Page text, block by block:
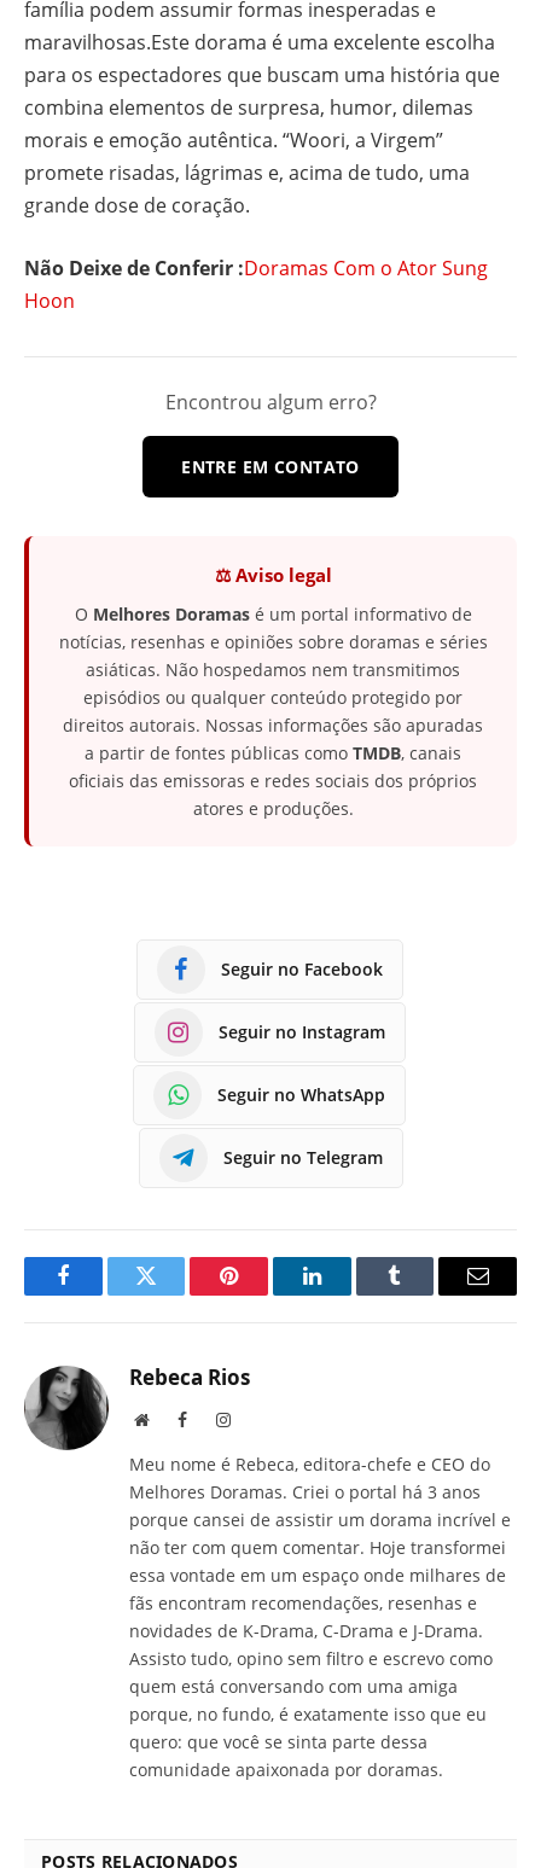
família podem assumir formas inesperadas e
maravilhosas.Este dorama é uma excelente escolha
para os espectadores que buscam uma história que
combina elementos de surpresa, humor, dilemas
morais e emoção autêntica. “Woori, a Virgem”
promete risadas, lágrimas e, acima de tudo, uma
grande dose de coração.
Não Deixe de Conferir :Doramas Com o Ator Sung
Hoon
Encontrou algum erro?
ENTRE EM CONTATO
⚖️ Aviso legal
O Melhores Doramasé um portal informativo de
notícias, resenhas e opiniões sobre doramas e séries
asiáticas. Não hospedamos nem transmitimos
episódios ou qualquer conteúdo protegido por
direitos autorais. Nossas informações são apuradas
a partir de fontes públicas como TMDB, canais
oficiais das emissoras e redes sociais dos próprios
atores e produções.
Seguir no Facebook
Seguir no Instagram
Seguir no WhatsApp
Seguir no Telegram
FacebookTwitter Pinterest LinkedInTumblr
E-
Rebeca Rios
Site FacebookInstagram
Meu nome é Rebeca, editora-chefe e CEO do
Melhores Doramas. Criei o portal há 3 anos
porque cansei de assistir um dorama incrível e
não ter com quem comentar. Hoje transformei
essa vontade em um espaço onde milhares de
fãs encontram recomendações, resenhas e
novidades de K-Drama, C-Drama e J-Drama.
Assisto tudo, opino sem filtro e escrevo como
quem está conversando com uma amiga
porque, no fundo, é exatamente isso que eu
quero: que você se sinta parte dessa
comunidade apaixonada por doramas.
POSTS RELACIONADOS